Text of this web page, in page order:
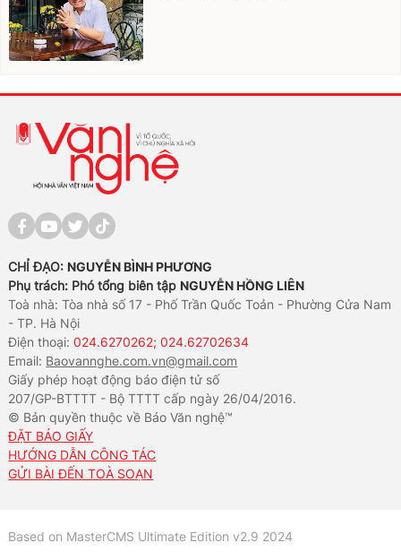
CHỈ ĐẠO: NGUYỄN BÌNH PHƯƠNG
Phụ trách: Phó tổng biên tập NGUYỄN HỒNG LIÊN
Toà nhà: Tòa nhà số 17 - Phố Trần Quốc Toản - Phường Cửa Nam
- TP. Hà Nội
Điện thoại:024.6270262; 024.62702634
Email: Baovannghe.com.vn@gmail.com
Giấy phép hoạt động báo điện tử số
207/GP-BTTTT - Bộ TTTT cấp ngày 26/04/2016.
© Bản quyền thuộc về Báo Văn nghệ™
ĐẶT BÁO GIẤY
HƯỚNG DẪN CÔNG TÁC
GỬI BÀI ĐẾN TOÀ SOẠN
Based on MasterCMS Ultimate Edition v2.9 2024